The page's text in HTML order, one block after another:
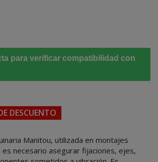
para verificar compatibilidad con
DESCUENTO
Manitou, utilizada en montajes
es necesario asegurar fijaciones, ejes,